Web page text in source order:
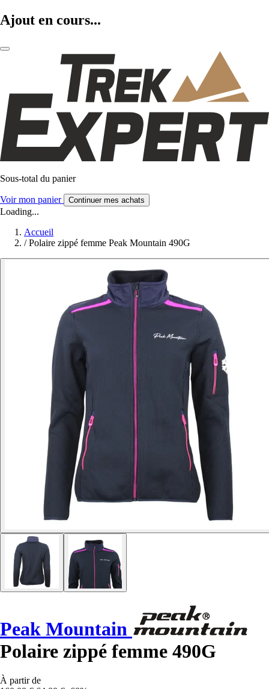
Ajout en cours...
Sous-total du panier
Voir mon panier Continuer mes achats
Loading...
Accueil
/ Polaire zippé femme Peak Mountain 490G
Peak Mountain
Polaire zippé femme 490G
À partir de